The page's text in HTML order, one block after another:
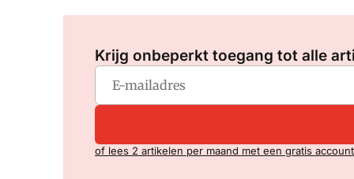
Krijg onbeperkt toegang tot alle
of lees 2 artikelen per maand met een gratis account